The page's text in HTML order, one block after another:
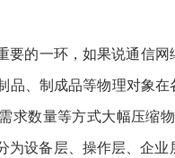
要的一环，如果说通信
品、制成品等物理对象
求数量等方式大幅压缩
为设备层、操作层、企